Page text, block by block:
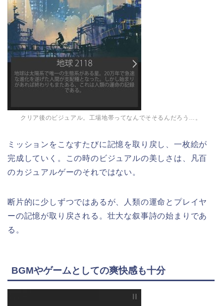
クリア後のビジュアル。工場地帯ってなんでそそるんだろう…。
ミッションをこなすたびに記憶を取り戻し、一枚絵が
完成していく。この時のビジュアルの美しさは、凡百
のカジュアルゲーのそれではない。
断片的に少しずつではあるが、人類の運命とプレイヤ
ーの記憶が取り戻される。壮大な叙事詩の始まりであ
る。
BGMやゲームとしての爽快感も十分